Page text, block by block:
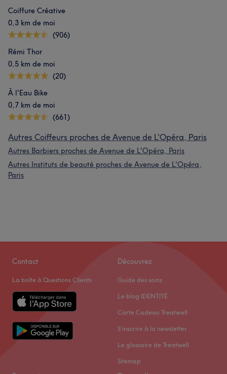
Coiffure Créative
0,3 km de moi
(906)
Rémi Thor
0,5 km de moi
(20)
À l'Eau Bike
0,7 km de moi
(661)
Autres Coiffeurs proches de Avenue de L'Opéra, Paris
Autres Barbiers proches de Avenue de L'Opéra, Paris
Autres Instituts de beauté proches de Avenue de L'Opéra,
Paris
Contact
La boîte à Questions Clients
Découvrez
Guide des soins
Le blog IDENTITÉ
Carte Cadeau Treatwell
S'inscrire à la newsletter
Le glossaire de Treatwell
Sitemap